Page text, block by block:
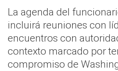
La agenda del
incluirá reuniones con
encuentros con
contexto marcado por
compromiso de